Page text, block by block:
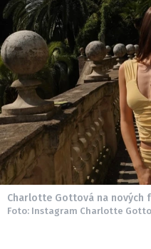
Charlotte Gottová na nových
Foto: Instagram Charlotte